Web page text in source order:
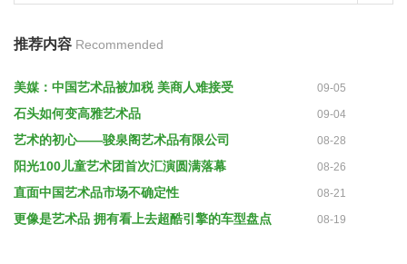
推荐内容 Recommended
美媒：中国艺术品被加税 美商人难接受 09-05
石头如何变高雅艺术品 09-04
艺术的初心——骏泉阁艺术品有限公司 08-28
阳光100儿童艺术团首次汇演圆满落幕 08-26
直面中国艺术品市场不确定性 08-21
更像是艺术品 拥有看上去超酷引擎的车型盘点 08-19